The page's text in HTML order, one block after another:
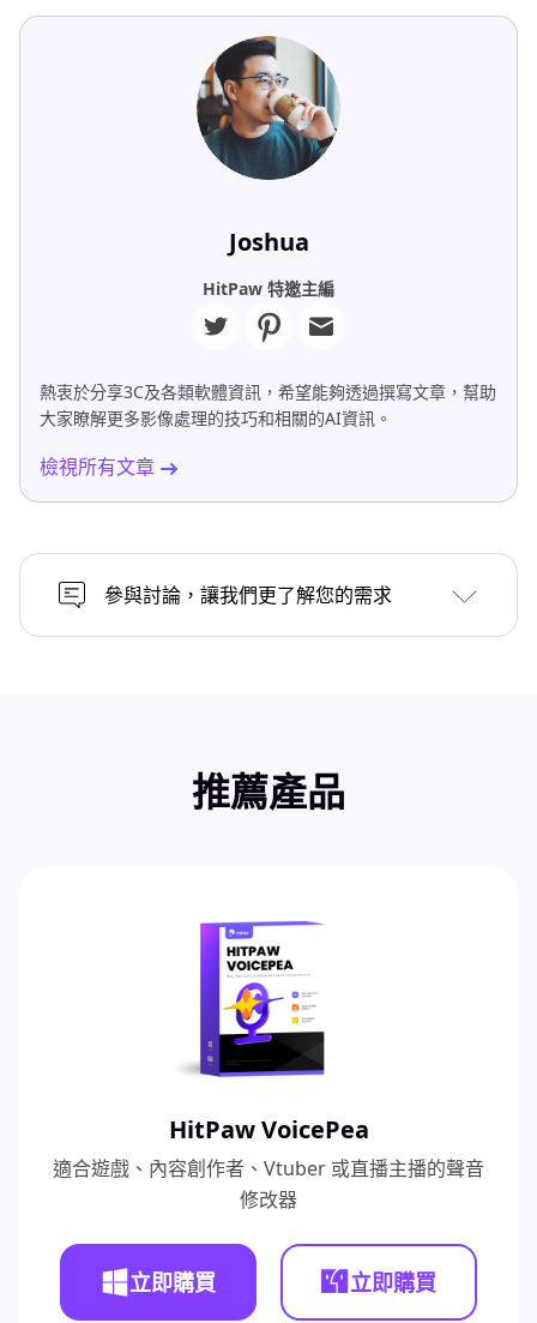
Joshua
HitPaw 特邀主編
熱衷於分享3C及各類軟體資訊，希望能夠透過撰寫文章，幫助
大家瞭解更多影像處理的技巧和相關的AI資訊。
檢視所有文章
參與討論，讓我們更了解您的需求
推薦產品
HitPaw VoicePea
適合遊戲、內容創作者、Vtuber 或直播主播的聲音
修改器
立即購買 立即購買